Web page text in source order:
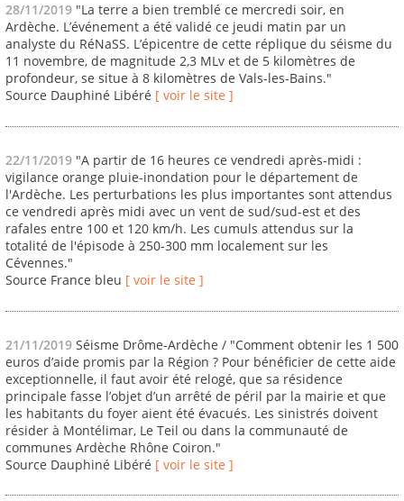
28/11/2019 "La terre a bien tremblé ce mercredi soir, en
Ardèche. L’événement a été validé ce jeudi matin par un
analyste du RéNaSS. L’épicentre de cette réplique du séisme du
11 novembre, de magnitude 2,3 MLv et de 5 kilomètres de
profondeur, se situe à 8 kilomètres de Vals-les-Bains."
Source Dauphiné Libéré [ voir le site ]
22/11/2019 "A partir de 16 heures ce vendredi après-midi :
vigilance orange pluie-inondation pour le département de
l'Ardèche. Les perturbations les plus importantes sont attendus
ce vendredi après midi avec un vent de sud/sud-est et des
rafales entre 100 et 120 km/h. Les cumuls attendus sur la
totalité de l'épisode à 250-300 mm localement sur les
Cévennes."
Source France bleu [ voir le site ]
21/11/2019 Séisme Drôme-Ardèche / "Comment obtenir les 1 500
euros d’aide promis par la Région ? Pour bénéficier de cette aide
exceptionnelle, il faut avoir été relogé, que sa résidence
principale fasse l’objet d’un arrêté de péril par la mairie et que
les habitants du foyer aient été évacués. Les sinistrés doivent
résider à Montélimar, Le Teil ou dans la communauté de
communes Ardèche Rhône Coiron."
Source Dauphiné Libéré [ voir le site ]